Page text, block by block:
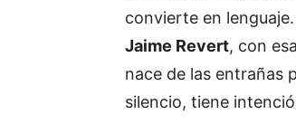
convierte en lenguaje.
Jaime Revert, con
nace de las entrañas
silencio, tiene